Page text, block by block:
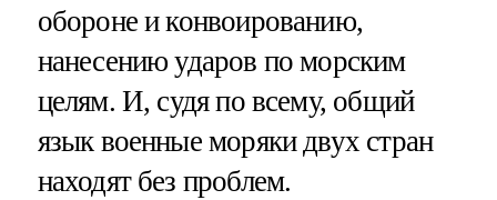
обороне и конвоированию,
нанесению ударов по морским
целям. И, судя по всему, общий
язык военные моряки двух стран
находят без проблем.